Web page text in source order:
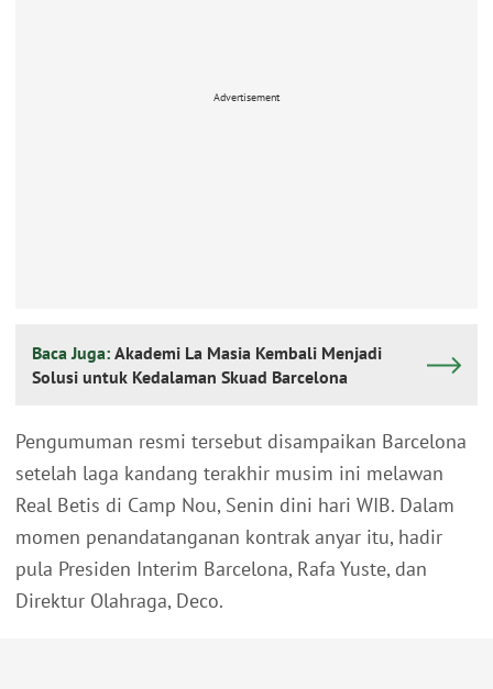
Advertisement
Baca Juga: Akademi La Masia Kembali Menjadi
Solusi untuk Kedalaman Skuad Barcelona
Pengumuman resmi tersebut disampaikan Barcelona
setelah laga kandang terakhir musim ini melawan
Real Betis di Camp Nou, Senin dini hari WIB. Dalam
momen penandatanganan kontrak anyar itu, hadir
pula Presiden Interim Barcelona, Rafa Yuste, dan
Direktur Olahraga, Deco.